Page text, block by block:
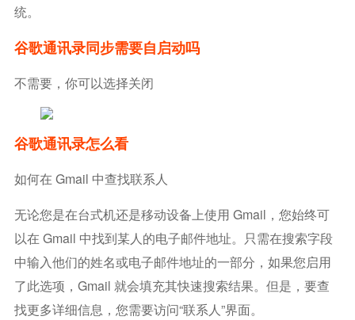
统。
谷歌通讯录同步需要自启动吗
不需要，你可以选择关闭
谷歌通讯录怎么看
如何在 Gmail 中查找联系人
无论您是在台式机还是移动设备上使用 Gmail，您始终可
以在 Gmail 中找到某人的电子邮件地址。只需在搜索字段
中输入他们的姓名或电子邮件地址的一部分，如果您启用
了此选项，Gmail 就会填充其快速搜索结果。但是，要查
找更多详细信息，您需要访问“联系人”界面。